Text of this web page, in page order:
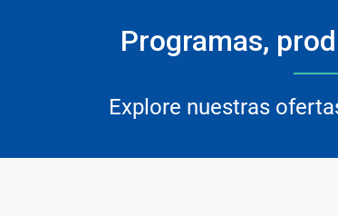
Programas,
Explore nuestras